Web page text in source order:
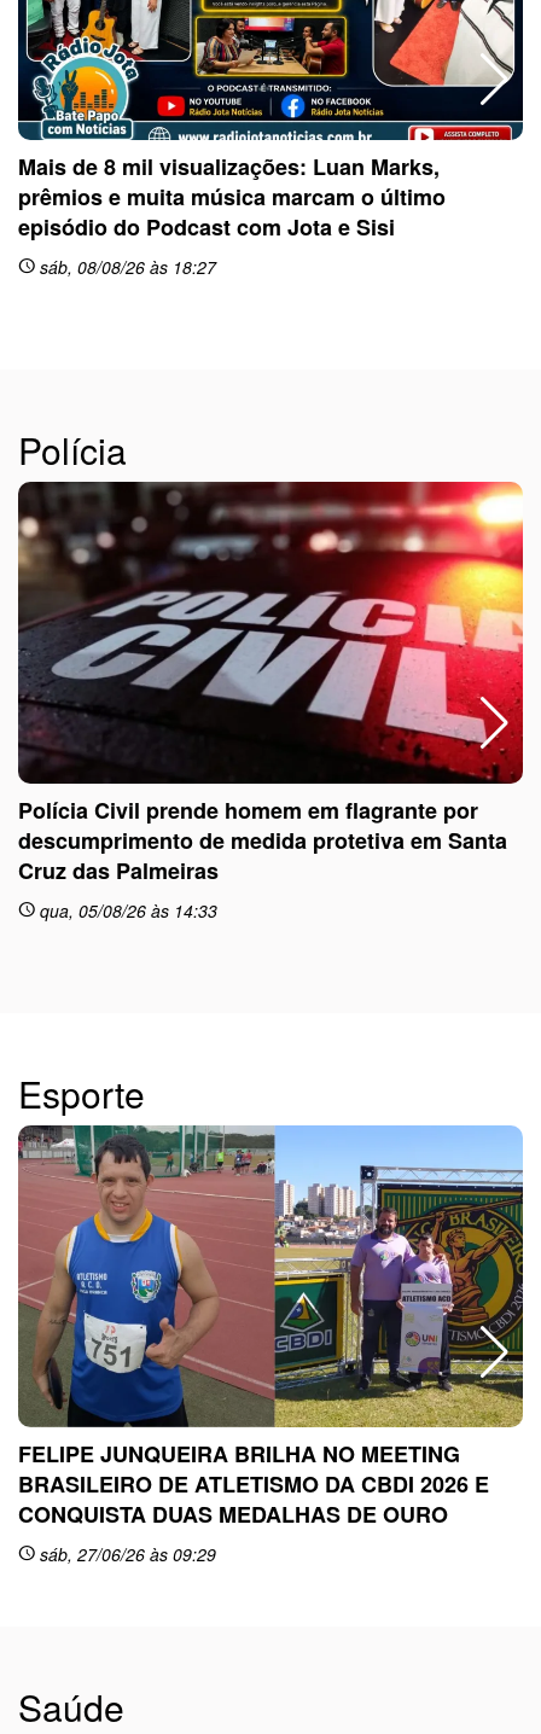
Mais de 8 mil visualizações: Luan Marks,
prêmios e muita música marcam o último
episódio do Podcast com Jota e Sisi
schedule sáb, 08/08/26 às 18:27
Polícia
Polícia Civil prende homem em flagrante por
descumprimento de medida protetiva em Santa
Cruz das Palmeiras
schedule qua, 05/08/26 às 14:33
Esporte
FELIPE JUNQUEIRA BRILHA NO MEETING
BRASILEIRO DE ATLETISMO DA CBDI 2026 E
CONQUISTA DUAS MEDALHAS DE OURO
schedule sáb, 27/06/26 às 09:29
Saúde